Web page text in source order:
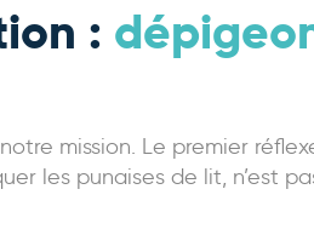
:
mission. Le premier
les punaises de lit, n’est